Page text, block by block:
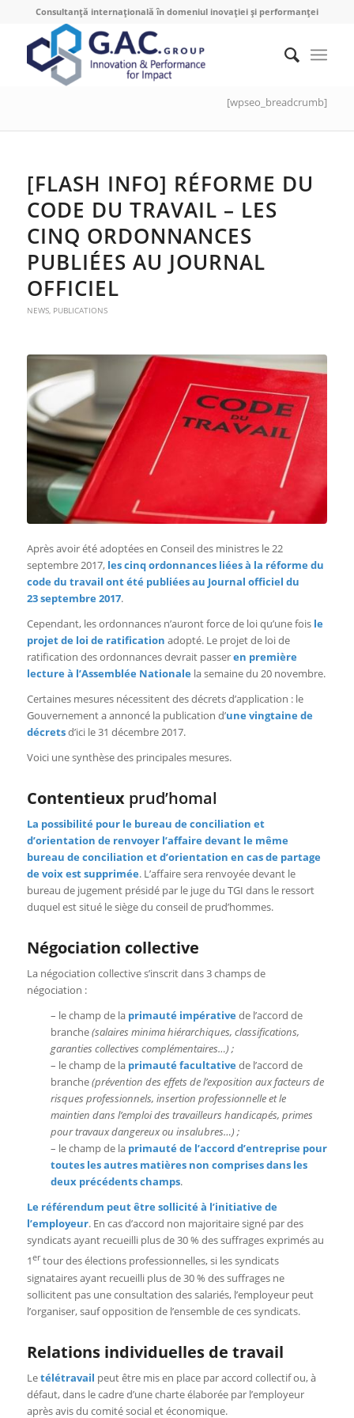
Consultanță internațională în domeniul inovației și performanței
[wpseo_breadcrumb]
[FLASH INFO] RÉFORME DU
CODE DU TRAVAIL – LES
CINQ ORDONNANCES
PUBLIÉES AU JOURNAL
OFFICIEL
NEWS, PUBLICATIONS
Après avoir été adoptées en Conseil des ministres le 22
septembre 2017, les cinq ordonnances liées à la réforme du
code du travail ont été publiéesau Journal officiel du
23 septembre 2017.
Cependant, les ordonnances n’auront force de loi qu’une fois le
projet de loi de ratification adopté. Le projet de loi de
ratification des ordonnances devrait passeren première
lecture à l’Assemblée Nationale la semaine du 20 novembre.
Certaines mesures nécessitent des décrets d’application : le
Gouvernement a annoncé la publication d’une vingtaine de
décretsd’ici le 31 décembre 2017.
Voici une synthèse des principales mesures.
Contentieux prud’homal
La possibilité pour le bureau de conciliation et
d’orientation de renvoyer l’affaire devant le même
bureau de conciliation et d’orientation en cas de partage
de voix est supprimée. L’affaire sera renvoyée devant le
bureau de jugement présidé par le juge du TGI dans le ressort
duquel est situé le siège du conseil de prud’hommes.
Négociation collective
La négociation collective s’inscrit dans 3 champs de
négociation :
– le champ de la primauté impérative de l’accord de
branche(salaires minima hiérarchiques, classifications,
garanties collectives complémentaires…) ;
– le champ de la primauté facultative de l’accord de
branche(prévention des effets de l’exposition aux facteurs de
risques professionnels, insertion professionnelle et le
maintien dans l’emploi des travailleurs handicapés, primes
pour travaux dangereux ou insalubres…) ;
– le champ de la primauté de l’accord d’entreprise pour
toutes les autres matières non comprises dans les
deux précédents champs.
Le référendum peut être sollicité à l’initiative de
l’employeur. En cas d’accord non majoritaire signé par des
syndicats ayant recueilli plus de 30 % des suffrages exprimés au
1ertour des élections professionnelles, si les syndicats
signataires ayant recueilli plus de 30 % des suffrages ne
sollicitent pas une consultation des salariés, l’employeur peut
l’organiser, sauf opposition de l’ensemble de ces syndicats.
Relations individuelles de travail
Letélétravail peut être mis en place par accord collectif ou, à
défaut, dans le cadre d’une charte élaborée par l’employeur
après avis du comité social et économique.